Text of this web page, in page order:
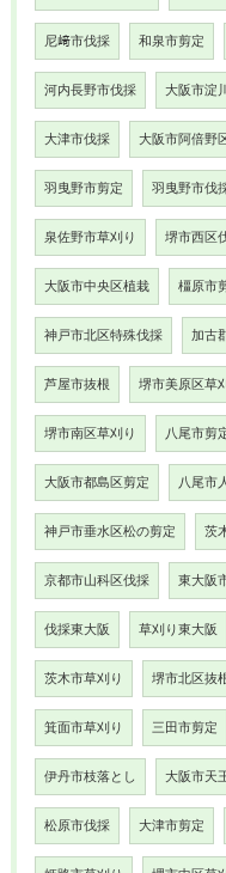
尼﨑市伐採 和泉市剪定
河内長野市伐採 大阪市淀
大津市伐採 大阪市阿倍野
羽曳野市剪定 羽曳野市伐
泉佐野市草刈り 堺市西区
大阪市中央区植栽 橿原市
神戸市北区特殊伐採 加古
芦屋市抜根 堺市美原区草
堺市南区草刈り 八尾市剪
大阪市都島区剪定 八尾市
神戸市垂水区松の剪定 茨
京都市山科区伐採 東大阪
伐採東大阪 草刈り東大阪
茨木市草刈り 堺市北区抜
箕面市草刈り 三田市剪定
伊丹市枝落とし 大阪市天
松原市伐採 大津市剪定